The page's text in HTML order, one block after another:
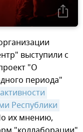
выступили с
"О
периода"
Республики
их мнению,